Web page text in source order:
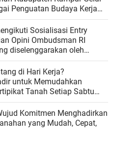
Penguatan Budaya Kerja
Sosialisasi Entry
Opini Ombudsman RI
diselenggarakan oleh
di Hari Kerja?
untuk Memudahkan
Tanah Setiap Sabtu
Komitmen Menghadirkan
yang Mudah, Cepat,